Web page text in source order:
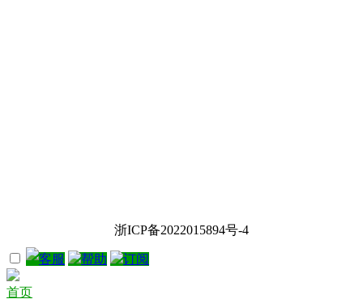
浙ICP备2022015894号-4
客服 帮助 订阅
首页